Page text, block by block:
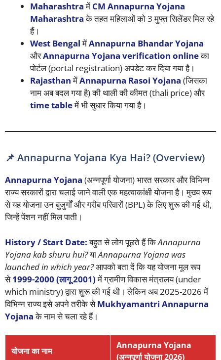
Maharashtraमें CM Annapurna Yojana
Maharashtraके तहत महिलाओं को 3 मुफ्त सिलेंडर मिल रहे
हैं।
West BengalमेंAnnapurna Bhandar Yojana
औरAnnapurna Yojana verification onlineका
पोर्टल (portal registration) अपडेट कर दिया गया है।
RajasthanमेंAnnapurna Rasoi Yojana (जिसका
नाम अब बदल गया है) की थाली की कीमत (thali price) और
time tableमें भी सुधार किया गया है।
📌 Annapurna Yojana Kya Hai? (Overview)
Annapurna Yojana (अन्नपूर्णा योजना) भारत सरकार और विभिन्न
राज्य सरकारों द्वारा चलाई जाने वाली एक महत्वाकांक्षी योजना है। मुख्य रूप
से यह योजना उन बुजुर्गों और गरीब परिवारों (BPL) के लिए शुरू की गई थी,
जिन्हें पेंशन नहीं मिल पाती।
History / Start Date:बहुत से लोग पूछते हैं किAnnapurna
Yojana kab shuru hui?याAnnapurna Yojana was
launched in which year?आपको बता दें कि यह योजना मूल रूप
से1999-2000 (लागू 2001)में ग्रामीण विकास मंत्रालय (under
which ministry) द्वारा शुरू की गई थी। लेकिन अब 2025-2026 में
विभिन्न राज्य इसे अपने तरीके सेMukhyamantri Annapurna
Yojanaके नाम से चला रहे हैं।
योजना का नाम
Annapurna Yojana
(अन्नपूर्णा योजना 2026)